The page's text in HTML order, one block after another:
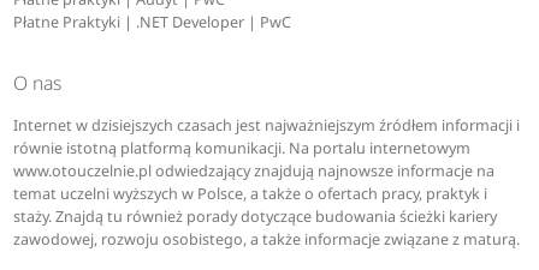
Płatne Praktyki | .NET Developer | PwC
O nas
Internet w dzisiejszych czasach jest najważniejszym źródłem informacji i
równie istotną platformą komunikacji. Na portalu internetowym
www.otouczelnie.pl odwiedzający znajdują najnowsze informacje na
temat uczelni wyższych w Polsce, a także o ofertach pracy, praktyk i
staży. Znajdą tu również porady dotyczące budowania ścieżki kariery
zawodowej, rozwoju osobistego, a także informacje związane z maturą.